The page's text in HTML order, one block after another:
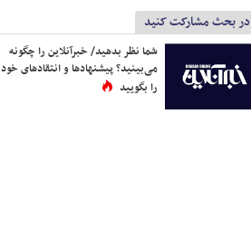
در بحث مشارکت کنید
شما نظر بدهید/ خبرآنلاین را چگونه
می‌بینید؟ پیشنهادها و انتقادهای خود
را بگویید